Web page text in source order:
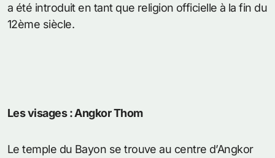
a été introduit en tant que religion officielle à la fin du
12ème siècle.
Les visages : Angkor Thom
Le temple du Bayon se trouve au centre d’Angkor